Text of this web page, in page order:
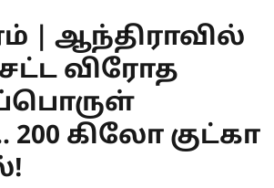
| ஆந்திராவில்
விரோத
கிலோ குட்கா